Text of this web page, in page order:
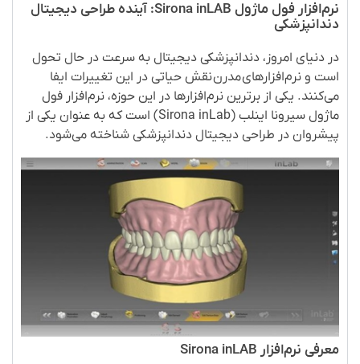
نرم‌افزار فول ماژول Sirona inLAB
: آینده طراحی دیجیتال
دندانپزشکی
در دنیای امروز، دندانپزشکی دیجیتال به سرعت در حال تحول
است و نرم‌افزارهایمدرننقش حیاتی در این تغییرات ایفا
می‌کنند. یکی از برترین نرم‌افزارها در این حوزه، نرم‌افزار فول
ماژول سیرونا اینلب (Sirona
inLab
) است که به عنوان یکی از
پیشروان در طراحی دیجیتال دندانپزشکی شناخته می‌شود.
معرفی نرم‌افزار Sirona inLAB